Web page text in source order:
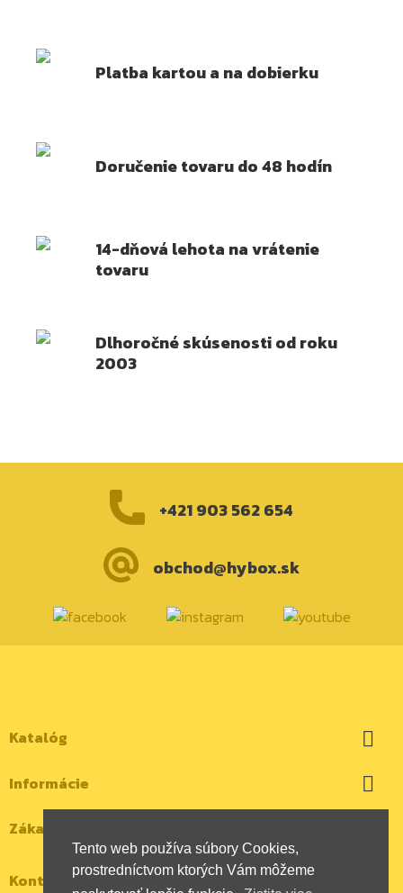
Tento web používa súbory Cookies,
prostredníctvom ktorých Vám môžeme
Platba kartou a na dobierku
Doručenie tovaru do 48 hodín
14-dňová lehota na vrátenie
tovaru
Dlhoročné skúsenosti od roku
2003
+421 903 562 654
obchod@hybox.sk
Katalóg 
Informácie 
Zákaznícky účet
Kontaktujte nás